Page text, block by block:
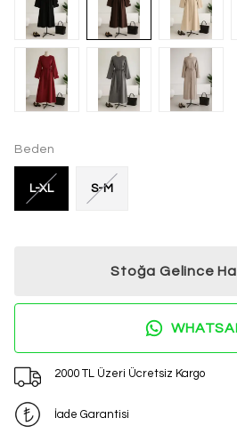
Beden
L-XL S-M
Stoğa Gelince
2000 TL Üzeri Ücretsiz Kargo
İade Garantisi